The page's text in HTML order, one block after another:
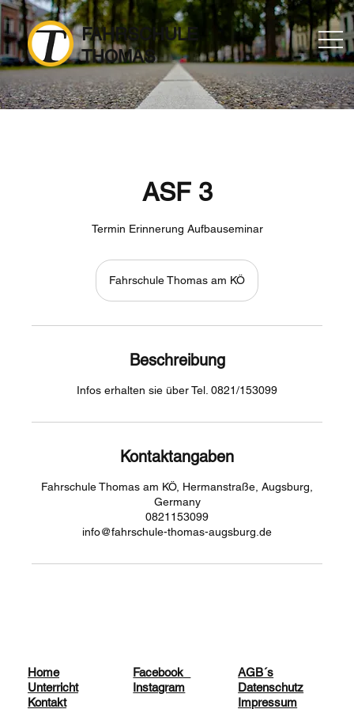
FAHRSCHULE
THOMAS
ASF 3
Termin Erinnerung Aufbauseminar
Fahrschule Thomas am KÖ
Beschreibung
Infos erhalten sie über Tel. 0821/153099
Kontaktangaben
Fahrschule Thomas am KÖ, Hermanstraße, Augsburg,
Germany
0821153099
info@fahrschule-thomas-augsburg.de
AGB´s
Datenschutz
Impressum
Home
Unterricht
Kontakt
Facebook
Instagram